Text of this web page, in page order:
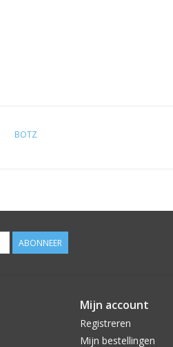
BOTZ
ABONNEER
Mijn account
Registreren
Mijn bestellingen